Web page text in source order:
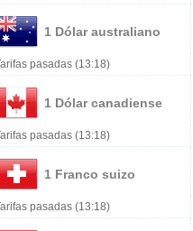
1 Dólar australiano
pasadas (13:18)
1 Dólar canadiense
pasadas (13:18)
1 Franco suizo
pasadas (13:18)